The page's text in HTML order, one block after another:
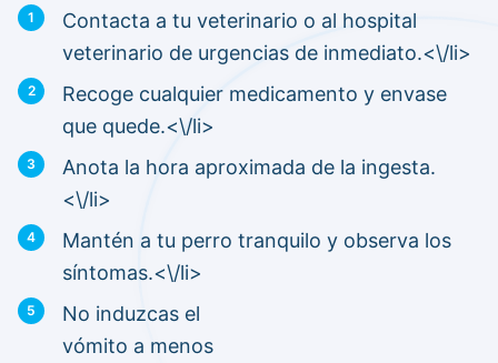
Contacta a tu veterinario o al hospital
veterinario de urgencias de inmediato.<\/li>
Recoge cualquier medicamento y envase
que quede.<\/li>
Anota la hora aproximada de la ingesta.
<\/li>
Mantén a tu perro tranquilo y observa los
síntomas.<\/li>
No induzcas el
vómito a menos